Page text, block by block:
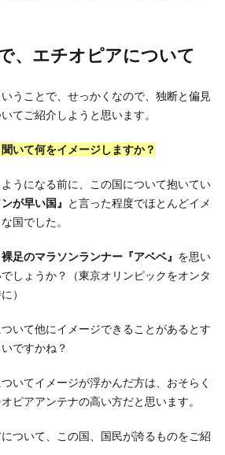
、エチオピアについて
うことで、せっかくなので、独断と偏見
てご紹介しようと思います。
いて何をイメージしますか？
うになる前に、この国について抱いてい
が早い国』 と言った程度でほとんどイメ
国でした。
裸足のマラソンランナー『アベベ』 を思い
しょうか？（東京オリンピックをオンタ
）
いて他にイメージできることがあるとす
いですかね？
いてイメージが浮かんだ方は、おそらく
ピアアンテナの高い方だと思います。
ついて、この国、国民が誇るものをご紹